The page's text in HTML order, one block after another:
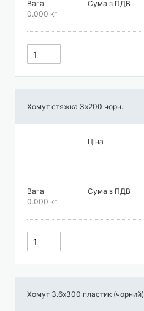
Вага
0.000 кг
Сума з ПДВ
Хомут стяжка 3х200 чорн.
Ціна
Вага
0.000 кг
Сума з ПДВ
Хомут 3.6х300 пластик (чорний)